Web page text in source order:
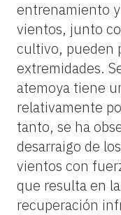
entrenamiento
vientos, junto
cultivo, pueden
extremidades.
atemoya tiene
relativamente
tanto, se ha
desarraigo de
vientos con
que resulta en
recuperación